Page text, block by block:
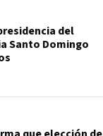
del
Santo Domingo